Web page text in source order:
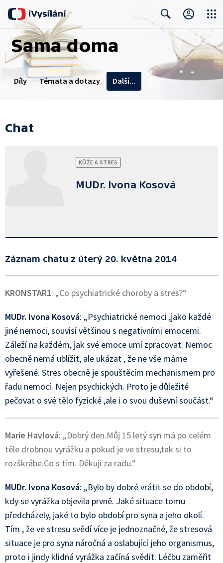
Search
Sama doma
Díly Témata a dotazy Další...
Chat
KŮŽE A STRES
MUDr. Ivona Kosová
Záznam chatu z úterý 20. května 2014
KRONSTAR1: „Co psychiatrické choroby a stres?“
MUDr. Ivona Kosová: „Psychiatrické nemoci ,jako každé
jiné nemoci, souvisí většinou s negativními emocemi.
Záleží na každém, jak své emoce umí zpracovat. Nemoc
obecně nemá ublížit, ale ukázat , že ne vše máme
vyřešené. Stres obecně je spouštěcím mechanismem pro
řadu nemocí. Nejen psychických. Proto je důležité
pečovat o své tělo fyzické ,ale i o svou duševní součást.“
Marie Havlová: „Dobrý den.Můj 15 letý syn má po celém
těle drobnou vyrážku a pokud je ve stresu,tak si to
rozškrábe.Co s tím. Děkuji za radu.“
MUDr. Ivona Kosová: „Bylo by dobré vrátit se do období,
kdy se vyrážka objevila prvně. Jaké situace tomu
předcházely, jaké to bylo období pro syna a jeho okolí.
Tím , že ve stresu svědí více je jednoznačné, že stresová
situace je pro syna náročná a oslabující jeho organismus,
proto i jindy klidná vyrážka začíná svědit. Léčbu zaměřit